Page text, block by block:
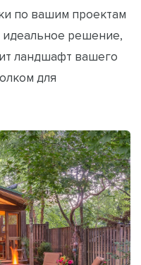
по вашим проектам
решение,
ландшафт вашего
для